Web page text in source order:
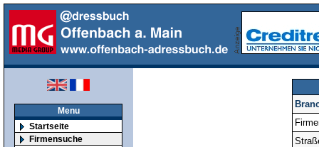
Menu
Startseite
Firmensuche